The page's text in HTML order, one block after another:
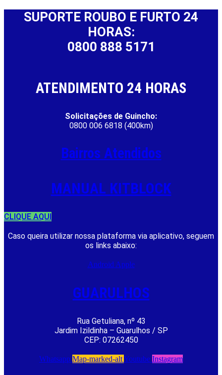
SUPORTE ROUBO E FURTO 24
HORAS:
0800 888 5171
ATENDIMENTO 24 HORAS
Solicitações de Guincho:
0800 006 6818 (400km)
Bairros Atendidos
MANUAL KITBLOCK
CLIQUE AQUI
Caso queira utilizar nossa plataforma via aplicativo, seguem
os links abaixo:
Android Apple
GUARULHOS
Rua Getuliana, nº 43
Jardim Izildinha – Guarulhos / SP
CEP: 07262450
Whatsapp Map-marked-altYoutube Instagram